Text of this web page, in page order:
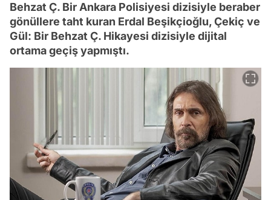
Behzat Ç. Bir Ankara Polisiyesi dizisiyle beraber
gönüllere taht kuran Erdal Beşikçioğlu, Çekiç ve
Gül: Bir Behzat Ç. Hikayesi dizisiyle dijital
ortama geçiş yapmıştı.